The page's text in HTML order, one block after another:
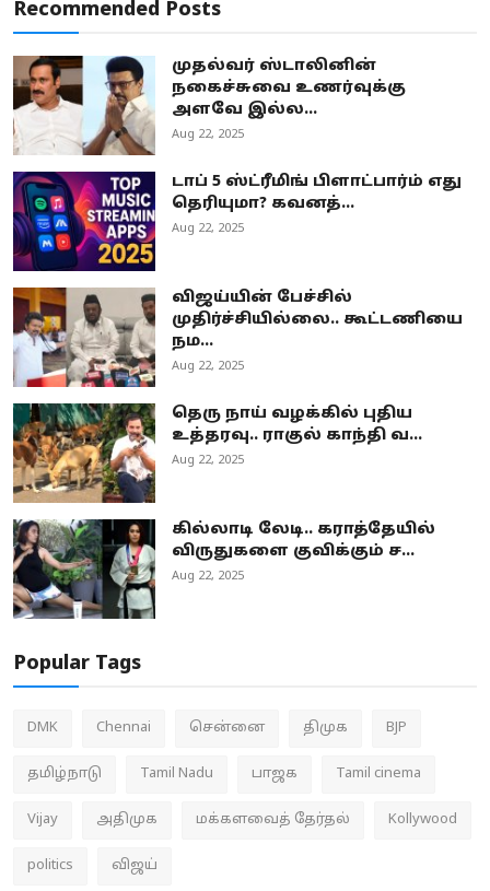
Recommended Posts
முதல்வர் ஸ்டாலினின்
நகைச்சுவை உணர்வுக்கு
அளவே இல்ல...
Aug 22, 2025
டாப் 5 ஸ்ட்ரீமிங் பிளாட்பார்ம் எது
தெரியுமா? கவனத்...
Aug 22, 2025
விஜய்யின் பேச்சில்
முதிர்ச்சியில்லை.. கூட்டணியை
நம...
Aug 22, 2025
தெரு நாய் வழக்கில் புதிய
உத்தரவு.. ராகுல் காந்தி வ...
Aug 22, 2025
கில்லாடி லேடி.. கராத்தேயில்
விருதுகளை குவிக்கும் ச...
Aug 22, 2025
Popular Tags
DMK Chennai சென்னை திமுக BJP
தமிழ்நாடு Tamil Nadu பாஜக Tamil cinema
Vijay அதிமுக மக்களவைத் தேர்தல் Kollywood
politics விஜய்